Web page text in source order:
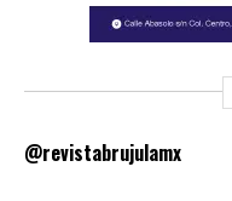
@revistabrujulamx